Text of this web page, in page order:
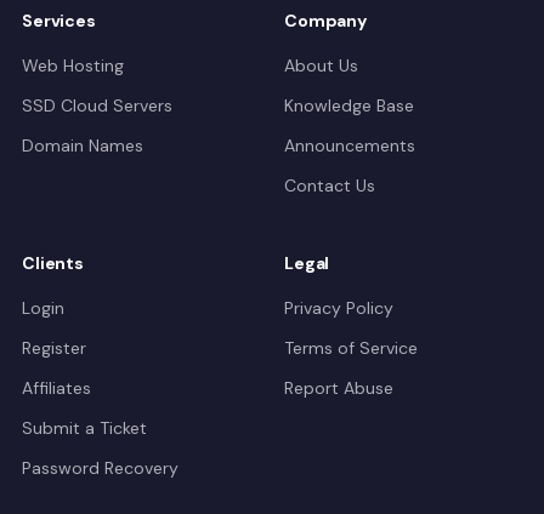
Services
Web Hosting
SSD Cloud Servers
Domain Names
Company
About Us
Knowledge Base
Announcements
Contact Us
Clients
Login
Register
Affiliates
Submit a Ticket
Password Recovery
Legal
Privacy Policy
Terms of Service
Report Abuse